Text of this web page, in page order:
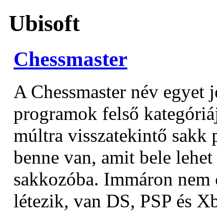
Ubisoft
Chessmaster
A Chessmaster név egyet
programok felső
múltra visszatekintő sakk
benne van, amit bele
sakkozóba. Immáron
létezik, van DS, PSP és